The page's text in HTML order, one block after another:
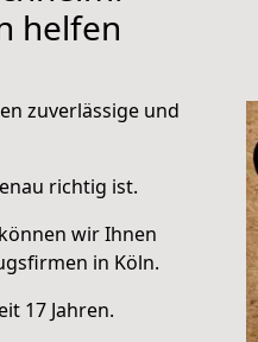
helfen
zuverlässige und
richtig ist.
wir Ihnen
in Köln.
17 Jahren.